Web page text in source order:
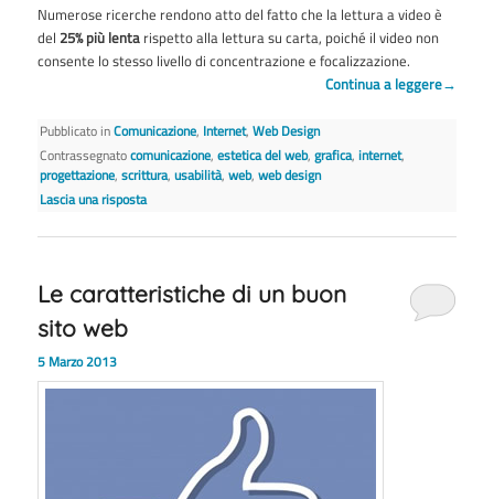
Numerose ricerche rendono atto del fatto che la lettura a video è
del 25% più lentarispetto alla lettura su carta, poiché il video non
consente lo stesso livello di concentrazione e focalizzazione.
Continua a leggere→
Pubblicato inComunicazione, Internet,Web Design
Contrassegnatocomunicazione,estetica del web,grafica,internet,
progettazione,scrittura,usabilità,web,web design
Lascia una risposta
Le caratteristiche di un buon
sito web
5 Marzo 2013